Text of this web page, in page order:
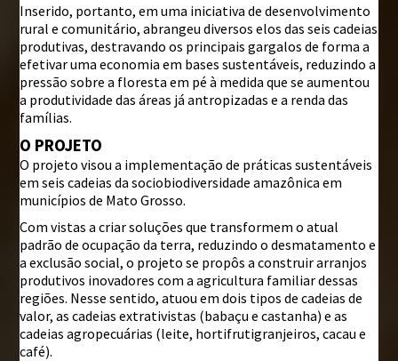
Inserido, portanto, em uma iniciativa de desenvolvimento
rural e comunitário, abrangeu diversos elos das seis cadeias
produtivas, destravando os principais gargalos de forma a
efetivar uma economia em bases sustentáveis, reduzindo a
pressão sobre a floresta em pé à medida que se aumentou
a produtividade das áreas já antropizadas e a renda das
famílias.
O PROJETO
O projeto visou a implementação de práticas sustentáveis
em seis cadeias da sociobiodiversidade amazônica em
municípios de Mato Grosso.
Com vistas a criar soluções que transformem o atual
padrão de ocupação da terra, reduzindo o desmatamento e
a exclusão social, o projeto se propôs a construir arranjos
produtivos inovadores com a agricultura familiar dessas
regiões. Nesse sentido, atuou em dois tipos de cadeias de
valor, as cadeias extrativistas (babaçu e castanha) e as
cadeias agropecuárias (leite, hortifrutigranjeiros, cacau e
café).